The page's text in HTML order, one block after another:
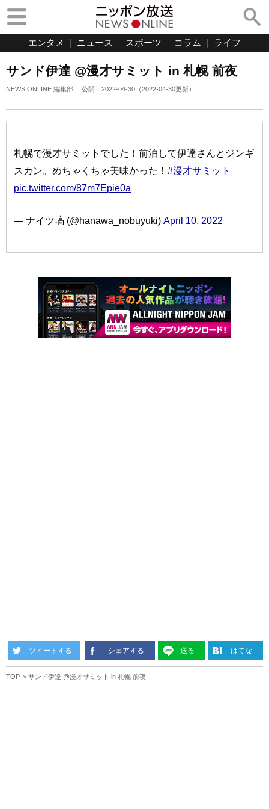
エンタメ ニュース スポーツ コラム ライフ
サンド伊達 @漫才サミット in 札幌 前夜
NEWS ONLINE 編集部 公開： 2022-04-30 （2022-04-30更新）
札幌で漫才サミットでした！前泊して伊達さんとジンギ
スカン。めちゃくちゃ美味かった！#漫才サミット
pic.twitter.com/87m7Epie0a
— ナイツ塙 (@hanawa_nobuyuki)April 10, 2022
ツイートする シェアする 送る はてな
TOP サンド伊達 @漫才サミット in 札幌 前夜